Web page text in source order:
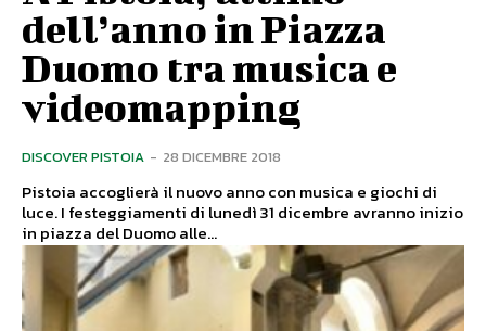
dell’anno in Piazza
Duomo tra musica e
videomapping
DISCOVER PISTOIA - 28 DICEMBRE 2018
Pistoia accoglierà il nuovo anno con musica e giochi di
luce. I festeggiamenti di lunedì 31 dicembre avranno inizio
in piazza del Duomo alle...